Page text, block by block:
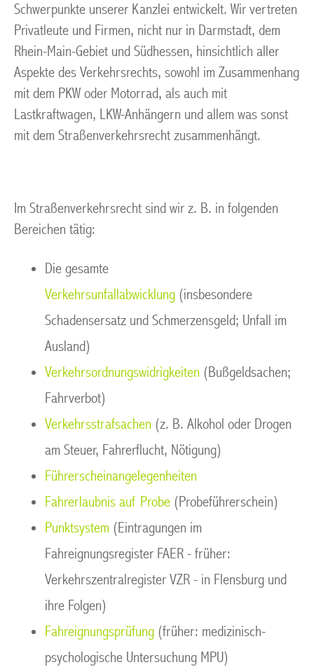
Schwerpunkte unserer Kanzlei entwickelt. Wir vertreten
Privatleute und Firmen, nicht nur in Darmstadt, dem
Rhein-Main-Gebiet und Südhessen, hinsichtlich aller
Aspekte des Verkehrsrechts, sowohl im Zusammenhang
mit dem PKW oder Motorrad, als auch mit
Lastkraftwagen, LKW-Anhängern und allem was sonst
mit dem Straßenverkehrsrecht zusammenhängt.
Im Straßenverkehrsrecht sind wir z. B. in folgenden
Bereichen tätig:
Die gesamte
Verkehrsunfallabwicklung (insbesondere
Schadensersatz und Schmerzensgeld; Unfall im
Ausland)
Verkehrsordnungswidrigkeiten (Bußgeldsachen;
Fahrverbot)
Verkehrsstrafsachen (z. B. Alkohol oder Drogen
am Steuer, Fahrerflucht, Nötigung)
Führerscheinangelegenheiten
Fahrerlaubnis auf Probe (Probeführerschein)
Punktsystem (Eintragungen im
Fahreignungsregister FAER - früher:
Verkehrszentralregister VZR - in Flensburg und
ihre Folgen)
Fahreignungsprüfung (früher: medizinisch-
psychologische Untersuchung MPU)